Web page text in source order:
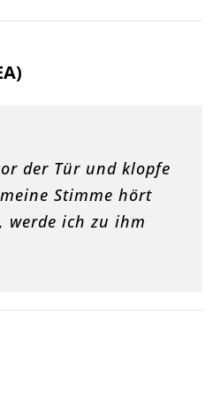
der Tür und klopfe
Stimme hört
werde ich zu ihm